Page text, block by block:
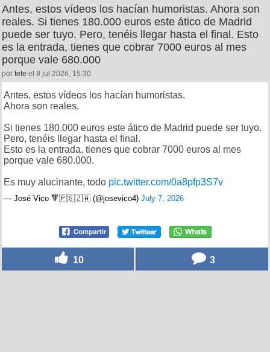
Antes, estos vídeos los hacían humoristas. Ahora son
reales. Si tienes 180.000 euros este ático de Madrid
puede ser tuyo. Pero, tenéis llegar hasta el final. Esto
es la entrada, tienes que cobrar 7000 euros al mes
porque vale 680.000
por tete el 8 jul 2026, 15:30
Antes, estos vídeos los hacían humoristas.
Ahora son reales.
Si tienes 180.000 euros este ático de Madrid puede ser tuyo.
Pero, tenéis llegar hasta el final.
Esto es la entrada, tienes que cobrar 7000 euros al mes
porque vale 680.000.
Es muy alucinante, todo pic.twitter.com/0a8pfp3S7v
— José Vico 🔻🇵🇸🇿🇦 (@josevico4) July 7, 2026
10 3